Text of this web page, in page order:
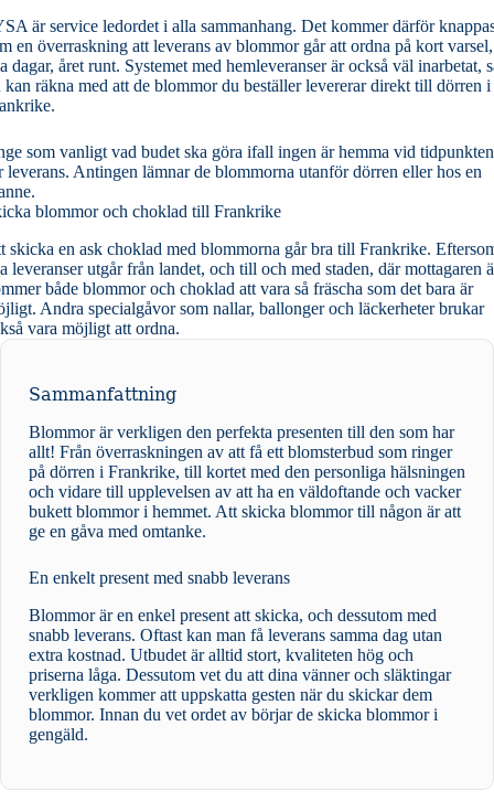
är service ledordet i alla sammanhang. Det kommer därför
en överraskning att leverans av blommor går att ordna på kort varsel,
dagar, året runt. Systemet med hemleveranser är också väl inarbetat,
kan räkna med att de blommor du beställer levererar direkt till dörren i
som vanligt vad budet ska göra ifall ingen är hemma vid tidpunkten
leverans. Antingen lämnar de blommorna utanför dörren eller hos en
blommor och choklad till Frankrike
skicka en ask choklad med blommorna går bra till Frankrike.
leveranser utgår från landet, och till och med staden, där mottagaren
både blommor och choklad att vara så fräscha som det bara är
Andra specialgåvor som nallar, ballonger och läckerheter brukar
vara möjligt att ordna.
Sammanfattning
Blommor är verkligen den perfekta presenten till den som har
allt! Från överraskningen av att få ett blomsterbud som ringer
på dörren i Frankrike, till kortet med den personliga hälsningen
och vidare till upplevelsen av att ha en väldoftande och vacker
bukett blommor i hemmet. Att skicka blommor till någon är att
ge en gåva med omtanke.
En enkelt present med snabb leverans
Blommor är en enkel present att skicka, och dessutom med
snabb leverans. Oftast kan man få leverans samma dag utan
extra kostnad. Utbudet är alltid stort, kvaliteten hög och
priserna låga. Dessutom vet du att dina vänner och släktingar
verkligen kommer att uppskatta gesten när du skickar dem
blommor. Innan du vet ordet av börjar de skicka blommor i
gengäld.